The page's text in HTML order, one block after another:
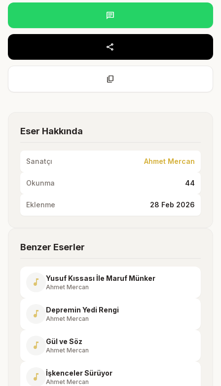
chat
share
content_copy
Eser Hakkında
Sanatçı Ahmet Mercan
Okunma 44
Eklenme 28 Feb 2026
Benzer Eserler
music_note Yusuf Kıssası İle Maruf Münker
Ahmet Mercan
music_note Depremin Yedi Rengi
Ahmet Mercan
music_note Gül ve Söz
Ahmet Mercan
music_note İşkenceler Sürüyor
Ahmet Mercan